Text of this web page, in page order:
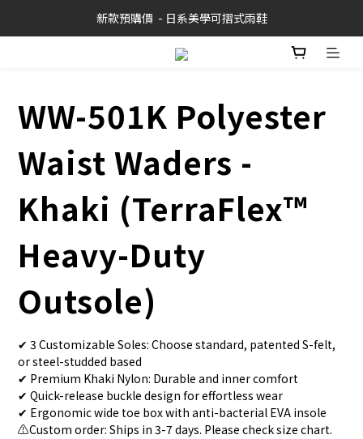
新款預購價  - 日系美學可摺式雨鞋
WW-501K Polyester
Waist Waders -
Khaki (TerraFlex™
Heavy-Duty
Outsole)
✔ 3 Customizable Soles: Choose standard, patented S-felt,
or steel-studded based
✔ Premium Khaki Nylon: Durable and inner comfort
✔ Quick-release buckle design for effortless wear
✔ Ergonomic wide toe box with anti-bacterial EVA insole
⚠️Custom order: Ships in 3-7 days. Please check size chart.